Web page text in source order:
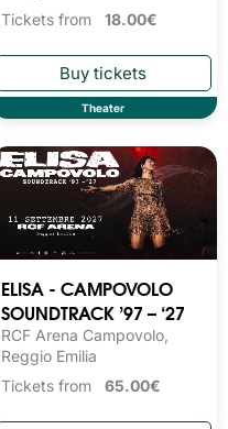
Tickets from 18.00€
Theater
ELISA - CAMPOVOLO
SOUNDTRACK ’97 – ‘27
RCF Arena Campovolo,
Reggio Emilia
Tickets from 65.00€